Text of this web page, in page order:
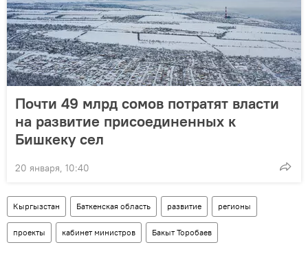
Почти 49 млрд сомов потратят власти
на развитие присоединенных к
Бишкеку сел
20 января, 10:40
Кыргызстан Баткенская область развитие регионы
проекты кабинет министров Бакыт Торобаев